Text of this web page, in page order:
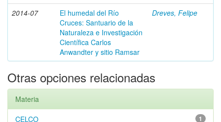
2014-07
El humedal del Río
Cruces: Santuario de la
Naturaleza e Investigación
Científica Carlos
Anwandter y sitio Ramsar
Dreves, Felipe
Otras opciones relacionadas
Materia
1
CELCO